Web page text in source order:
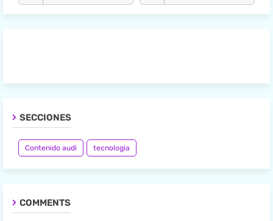
SECCIONES
Contenido audi tecnologia
COMMENTS